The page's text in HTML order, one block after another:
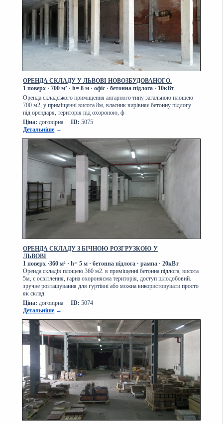
ОРЕНДА СКЛАДУ У ЛЬВОВІ НОВОЗБУДОВАНОГО.
1 поверх ·700 м² · h= 8 м · офіс · бетонна підлога · 10кВт
Оренда складського приміщення ангарного типу загальною площею
700 м2, у приміщенні висота 8м, власник вирівняє бетонну підлогу
під орендаря, територія під охороною, ф
Ціна: договірна ID: 5075
Детальніше →
ОРЕНДА СКЛАДУ З БІЧНОЮ РОЗГРУЗКОЮ У
ЛЬВОВІ
1 поверх ·360 м² · h= 5 м · бетонна підлога · рампа · 20кВт
Оренда складів площею 360 м2. в приміщенні бетонна підлога, висота
5м, є освітлення, гарна охороняєма територія, доступ цілодобовий.
зручне розташування для гуртівні або можна використовувати просто
як склад.
Ціна: договірна ID: 5074
Детальніше →